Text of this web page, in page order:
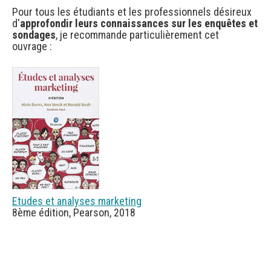
Pour tous les étudiants et les professionnels désireux
d'approfondir leurs connaissances sur les enquêtes et
sondages, je recommande particulièrement cet
ouvrage :
Etudes et analyses marketing
8ème édition, Pearson, 2018